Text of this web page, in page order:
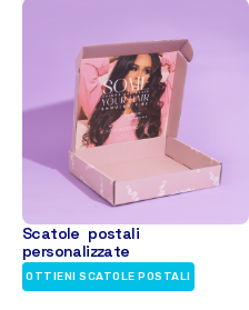
Scatole postali
personalizzate
OTTIENI SCATOLE POSTALI